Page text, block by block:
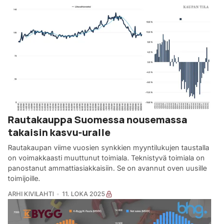
Rautakauppa Suomessa nousemassa
takaisin kasvu-uralle
Rautakaupan viime vuosien synkkien myyntilukujen taustalla
on voimakkaasti muuttunut toimiala. Teknistyvä toimiala on
panostanut ammattiasiakkaisiin. Se on avannut oven uusille
toimijoille.
ARHI KIVILAHTI 11. LOKA 2025